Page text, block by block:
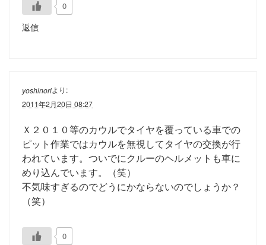
0
返信
yoshinoriより:
2011年2月20日 08:27
Ｘ２０１０等のカウルでタイヤを覆っている車での
ピット作業ではカウルを無視してタイヤの交換が行
われています。ついでにクルーのヘルメットも車に
めり込んでいます。（笑）
不気味すぎるのでどうにかならないのでしょうか？
（笑）
0